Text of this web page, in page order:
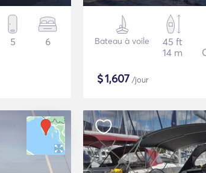
5 6 Bateau à voile
45 ft
14 m
$1,607 /jour